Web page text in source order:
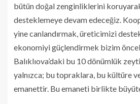
bütün doğal zenginliklerini
desteklemeye devam edeceğiz.
yine canlandırmak, üreticimizi
ekonomiyi güçlendirmek bizim
Balıklıova’daki bu 10 dönümlük
yalnızca; bu topraklara, bu kültüre
emanettir. Bu emaneti birlikte